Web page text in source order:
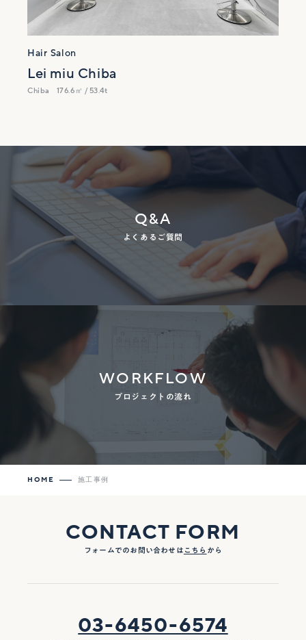
Hair Salon
Lei miu Chiba
Chiba 176.6㎡ / 53.4t
Q&A
よくあるご質問
WORKFLOW
プロジェクトの流れ
HOME 施工事例
CONTACT FORM
フォームでのお問い合わせは こちら から
03-6450-6574